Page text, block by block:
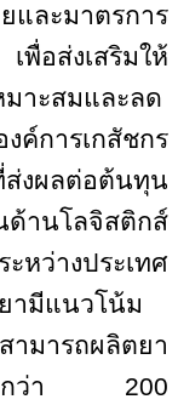
ละมาตรการ
อส่งเสริมให้
าะสมและลด
ค์การเกสัชกร
งผลต่อต้นทุน
านโลจิสติกส์
ว่างประเทศ
ามีแนวโน้ม
มารถผลิตยา
ากกว่า 200